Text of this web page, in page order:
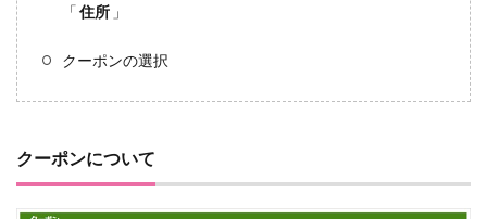
「住所 」
クーポンの選択
クーポンについて